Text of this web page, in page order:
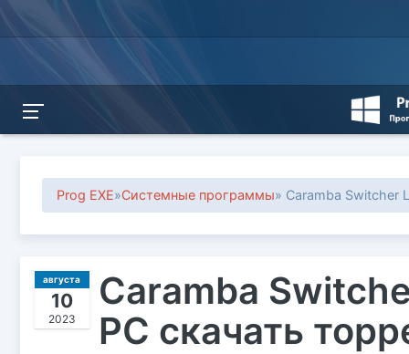
Prog EXE»Системные программы» Caramba Switcher
августа
10
2023
Caramba
PC скачать